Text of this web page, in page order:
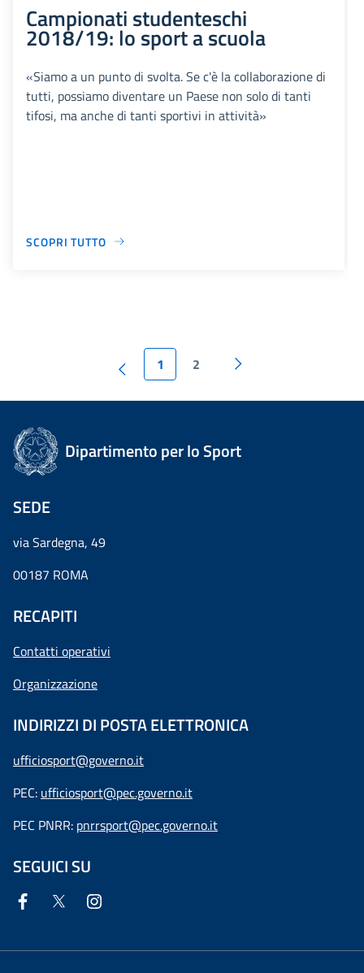
Campionati studenteschi
2018/19: lo sport a scuola
«Siamo a un punto di svolta. Se c'è la collaborazione di
tutti, possiamo diventare un Paese non solo di tanti
tifosi, ma anche di tanti sportivi in attività»
SCOPRI TUTTO
1 2
Dipartimento per lo Sport
SEDE
via Sardegna, 49
00187 ROMA
RECAPITI
Contatti operativi
Organizzazione
INDIRIZZI DI POSTA ELETTRONICA
ufficiosport@governo.it
PEC: ufficiosport@pec.governo.it
PEC PNRR: pnrrsport@pec.governo.it
SEGUICI SU